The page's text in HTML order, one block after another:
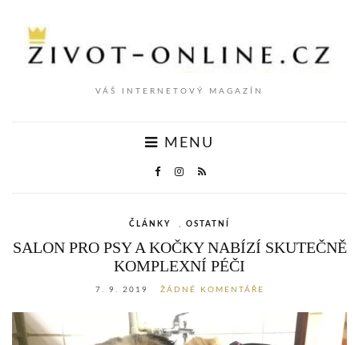
VÁŠ INTERNETOVÝ MAGAZÍN
MENU
ČLÁNKY OSTATNÍ
SALON PRO PSY A KOČKY NABÍZÍ SKUTEČNĚ
KOMPLEXNÍ PÉČI
7. 9. 2019 ŽÁDNÉ KOMENTÁŘE